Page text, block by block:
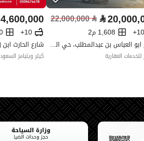
والمدة
جديد
الاعلان
منصات التواصل الإجتماعي
العقار/الملكية
خمسون متر
⃁
⃁
22,000,000
10+
1,608 م2
شارع ابو العباس بن عبدالمطلب، حي الشاطئ، شمال جدة، جدة
للخدمات العقارية
4,600,000
10+
كيلر ويليامز